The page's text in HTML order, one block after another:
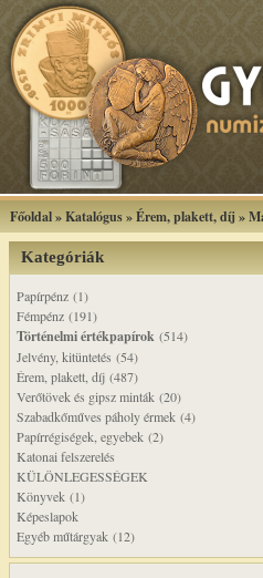
Főoldal»Katalógus»Érem, plakett, díj »
Kategóriák
Papírpénz (1)
Fémpénz (191)
Történelmi értékpapírok (514)
Jelvény, kitüntetés (54)
Érem, plakett, díj (487)
Verőtövek és gipsz minták (20)
Szabadkőműves páholy érmek (4)
Papírrégiségek, egyebek (2)
Katonai felszerelés
KÜLÖNLEGESSÉGEK
Könyvek (1)
Képeslapok
Egyéb műtárgyak (12)